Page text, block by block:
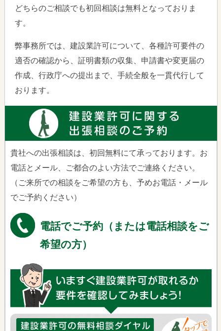
どちらのご相談でも初回相談は無料となっておりま
す。
弊事務所では、建設業許可について、各種許可要件の
適否の確認から、証明書類の収集、申請書や変更届の
作成、行政庁への提出まで、手続全般を一貫代行して
おります。
貴社への出張相談は、初回無料にて承っております。お
電話とメール、ご都合のよい方法でご連絡ください。
（ご来所での相談をご希望の方も、予めお電話・メール
でご予約ください）
電話でご予約（または電話相談をご
希望の方）